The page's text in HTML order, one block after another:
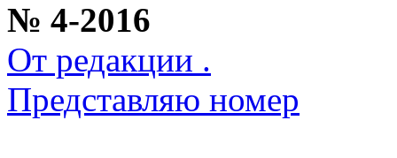
№ 4-2016
От редакции .
Представляю номер